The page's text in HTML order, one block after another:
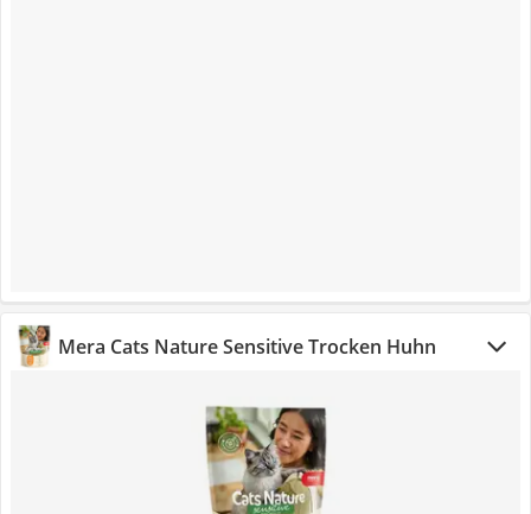
Mera Cats Nature Sensitive Trocken Huhn